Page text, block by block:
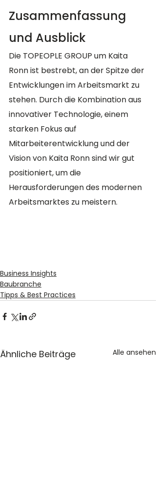
Zusammenfassung
und Ausblick
Die TOPEOPLE GROUP um Kaita
Ronn ist bestrebt, an der Spitze der
Entwicklungen im Arbeitsmarkt zu
stehen. Durch die Kombination aus
innovativer Technologie, einem
starken Fokus auf
Mitarbeiterentwicklung und der
Vision von Kaita Ronn sind wir gut
positioniert, um die
Herausforderungen des modernen
Arbeitsmarktes zu meistern.
Business Insights
Baubranche
Tipps & Best Practices
Ähnliche Beiträge Alle ansehen